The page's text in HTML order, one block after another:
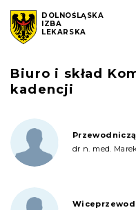
DOLNOŚLĄSKA
IZBA
LEKARSKA
Biuro i skład
kadencji
dr n. med.